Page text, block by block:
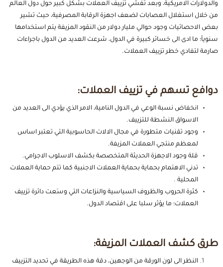
والدولارات الامريكية، وبعد تفشي تزييف العملات بشكل كبير حول دول العالم
من خلال استغلال العصابات لضعف اجهزة الرقابة المصرفية، حيث تشير
بعض الاحصائيات وجود حوالي مليار دولار من النقود المزيفة يتم استخدامها
سنويأ؛ ما ادى الى خسائر كبيرة في الدول، شرعت العديد من الدول باجراءات
صارمة لتفادي خطر تزييف العملات.
دوافع تسهم في تزييف العملات:
انخفاض نسبة الوعي في الدول النامية، الامر الذي يؤدي الى العديد من
الاسواق النشطة للتزييف.
وجود تقنيات متطورة في مجال الالات الحاسوبية التي تعتبر اساس
لمعظم منتجي العملات المزيفة.
قلة وجود الاجهزة الحديثة المتخصصة بكشف الاسلوب الاجرامي.
تدني الاهتمام بحماية بحماية العملات الاجنبية كما تتم حماية العملات
المحلية .
كثرة الحروب والظروف السياسية والنزاعات التي وسَعت دائرة تزييف
العملات؛ ما يؤثر سلبا على اقتصاد الدول.
طرق كشف العملات المزيفة:
النظر الى لون الورقة من الوجهين، دقة هذه الطريقة في تحديد التزييف